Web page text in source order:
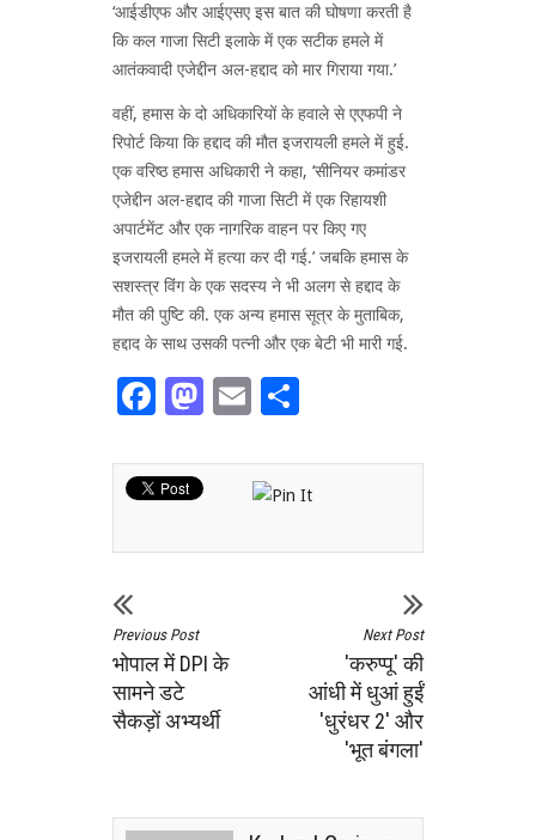
‘आईडीएफ और आईएसए इस बात की घोषणा करती है
कि कल गाजा सिटी इलाके में एक सटीक हमले में
आतंकवादी एजेद्दीन अल-हद्दाद को मार गिराया गया.’
वहीं, हमास के दो अधिकारियों के हवाले से एएफपी ने
रिपोर्ट किया कि हद्दाद की मौत इजरायली हमले में हुई.
एक वरिष्ठ हमास अधिकारी ने कहा, ‘सीनियर कमांडर
एजेद्दीन अल-हद्दाद की गाजा सिटी में एक रिहायशी
अपार्टमेंट और एक नागरिक वाहन पर किए गए
इजरायली हमले में हत्या कर दी गई.’ जबकि हमास के
सशस्त्र विंग के एक सदस्य ने भी अलग से हद्दाद के
मौत की पुष्टि की. एक अन्य हमास सूत्र के मुताबिक,
हद्दाद के साथ उसकी पत्नी और एक बेटी भी मारी गई.
Facebook
Mastodon
Email
Previous Post
भोपाल में DPI के
सामने डटे
सैकड़ों अभ्यर्थी
Next Post
'करुप्पू' की
आंधी में धुआं हुईं
'धुरंधर 2' और
'भूत बंगला'